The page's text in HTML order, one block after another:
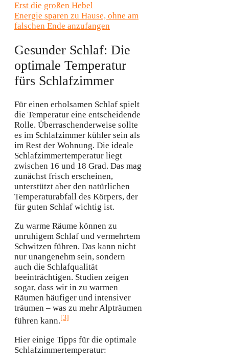
Erst die großen Hebel
Energie sparen zu Hause, ohne am
falschen Ende anzufangen
Gesunder Schlaf: Die
optimale Temperatur
fürs Schlafzimmer
Für einen erholsamen Schlaf spielt
die Temperatur eine entscheidende
Rolle. Überraschenderweise sollte
es im Schlafzimmer kühler sein als
im Rest der Wohnung. Die ideale
Schlafzimmertemperatur liegt
zwischen 16 und 18 Grad. Das mag
zunächst frisch erscheinen,
unterstützt aber den natürlichen
Temperaturabfall des Körpers, der
für guten Schlaf wichtig ist.
Zu warme Räume können zu
unruhigem Schlaf und vermehrtem
Schwitzen führen. Das kann nicht
nur unangenehm sein, sondern
auch die Schlafqualität
beeinträchtigen. Studien zeigen
sogar, dass wir in zu warmen
Räumen häufiger und intensiver
träumen – was zu mehr Alpträumen
führen kann.[3]
Hier einige Tipps für die optimale
Schlafzimmertemperatur: